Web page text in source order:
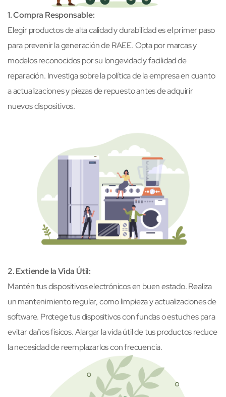
1. Compra Responsable:
Elegir productos de alta calidad y durabilidad es el primer paso
para prevenir la generación de RAEE. Opta por marcas y
modelos reconocidos por su longevidad y facilidad de
reparación. Investiga sobre la política de la empresa en cuanto
a actualizaciones y piezas de repuesto antes de adquirir
nuevos dispositivos.
2. Extiende la Vida Útil:
Mantén tus dispositivos electrónicos en buen estado. Realiza
un mantenimiento regular, como limpieza y actualizaciones de
software. Protege tus dispositivos con fundas o estuches para
evitar daños físicos. Alargar la vida útil de tus productos reduce
la necesidad de reemplazarlos con frecuencia.